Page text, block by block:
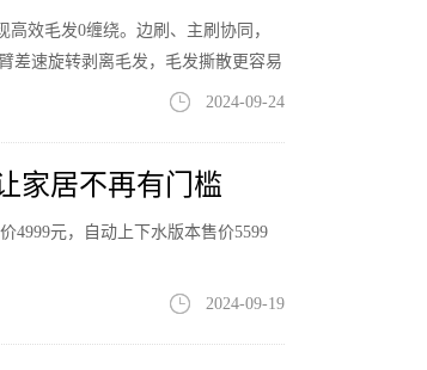
效毛发0缠绕。边刷、主刷协同，
差速旋转剥离毛发，毛发撕散更容易
2024-09-24
家居不再有门槛
4999元，自动上下水版本售价5599
2024-09-19